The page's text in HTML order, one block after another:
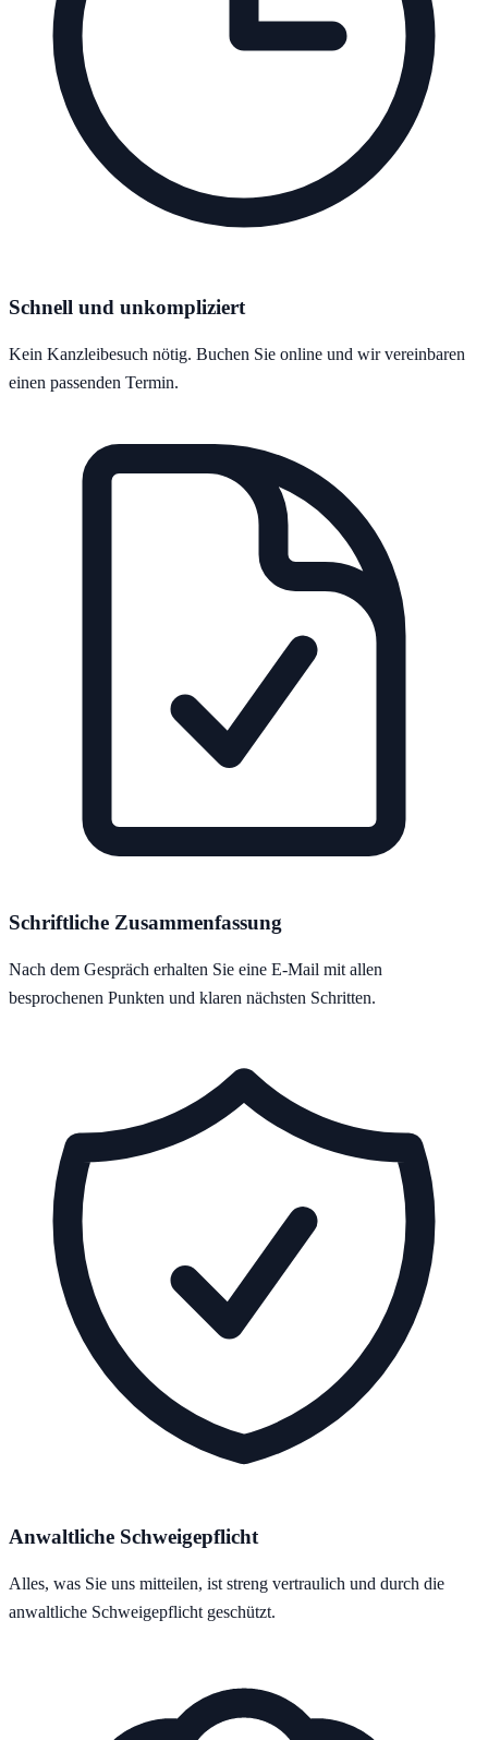
Schnell und unkompliziert
Kein Kanzleibesuch nötig. Buchen Sie online und wir vereinbaren
einen passenden Termin.
Schriftliche Zusammenfassung
Nach dem Gespräch erhalten Sie eine E-Mail mit allen
besprochenen Punkten und klaren nächsten Schritten.
Anwaltliche Schweigepflicht
Alles, was Sie uns mitteilen, ist streng vertraulich und durch die
anwaltliche Schweigepflicht geschützt.